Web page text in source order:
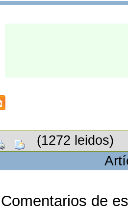
(1272 leidos)
Comentarios de